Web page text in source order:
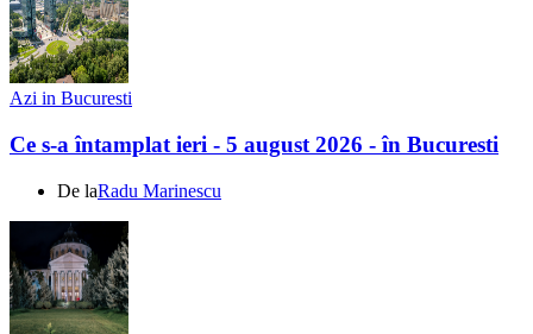
Azi in Bucuresti
Ce s-a întamplat ieri - 5 august 2026 - în Bucuresti
De laRadu Marinescu